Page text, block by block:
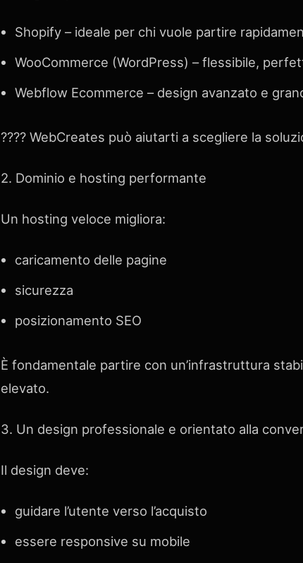
Shopify – ideale per chi vuole partire
WooCommerce (WordPress) – flessibile,
Webflow Ecommerce – design avanzato e
???? WebCreates può aiutarti a scegliere la
2. Dominio e hosting performante
Un hosting veloce migliora:
caricamento delle pagine
sicurezza
posizionamento SEO
È fondamentale partire con un’infrastruttura
elevato.
3. Un design professionale e orientato alla
Il design deve:
guidare l’utente verso l’acquisto
essere responsive su mobile